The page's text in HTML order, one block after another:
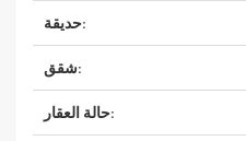
حديقة:
شقق:
حالة العقار: